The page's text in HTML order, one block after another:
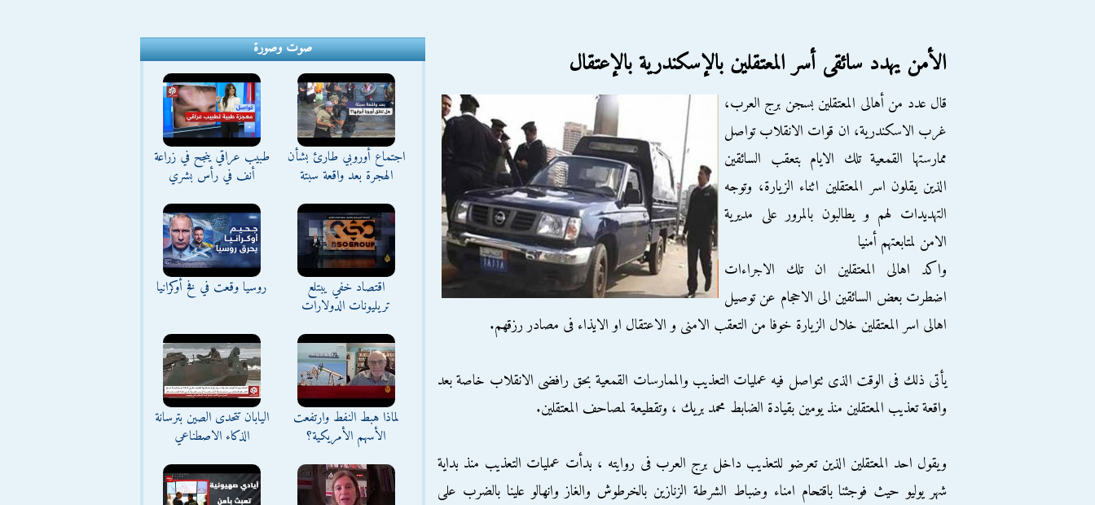
الأمن يهدد سائقى أسر المعتقلين بالإسكندرية بالإعتقال
قال عدد من أهالى المعتقلين بسجن برج العرب،
غرب الاسكندرية، ان قوات الانقلاب تواصل
ممارستها القمعية تلك الايام بتعقب السائقين
الذين يقلون اسر المعتقلين اثناء الزيارة، وتوجه
التهديدات لهم و يطالبون بالمرور على مديرية
الامن لمتابعتهم أمنيا
واكد اهالى المعتقلين ان تلك الاجراءات
اضطرت بعض السائقين الى الاحجام عن توصيل
اهالى اسر المعتقلين خلال الزيارة خوفا من التعقب الامنى و الاعتقال او الايذاء فى مصادر رزقهم.
يأتى ذلك فى الوقت الذى تتواصل فيه عمليات التعذيب والممارسات القمعية بحق رافضى الانقلاب خاصة بعد
واقعة تعذيب المعتقلين منذ يومين بقيادة الضابط محمد بريك ، وتقطيعة لمصاحف المعتقلين.
ويقول احد المعتقلين الذين تعرضو للتعذيب داخل برج العرب فى روايته ، بدأت عمليات التعذيب منذ بداية
شهر يوليو حيث فوجئنا باقتحام امناء وضباط الشرطة الزنازين ﺑﺎﻟﺨﺮﻃﻮﺵ ﻭﺍﻟﻐﺎﺯ ﻭﺍﻧﻬﺎﻟﻮ علينا ﺑﺎﻟﻀﺮﺏ ﻋﻠﻰ
صوت وصورة
اجتماع أوروبي طارئ بشأن
الهجرة بعد واقعة سبتة
طبيب عراقي ينجح في زراعة
أنف في رأس بشري
اقتصاد خفي يبتلع
تريليونات الدولارات
روسيا وقعت في فخ أوكرانيا
لماذا هبط النفط وارتفعت
الأسهم الأمريكية؟
اليابان تتحدى الصين بترسانة
الذكاء الاصطناعي